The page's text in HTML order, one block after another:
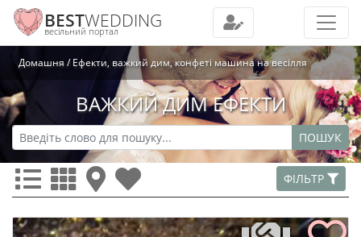
BESTWEDDING
весільний портал
Домашня Ефекти, важкий дим, конфеті машина на весілля
ВАЖКИЙ ДИМ ЕФЕКТИ
ПОШУК
ФІЛЬТР